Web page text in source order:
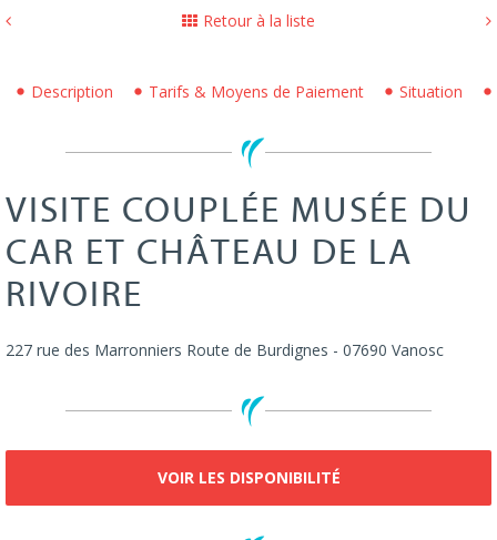
Retour à la liste
Description Tarifs & Moyens de Paiement Situation
VISITE COUPLÉE MUSÉE DU
CAR ET CHÂTEAU DE LA
RIVOIRE
227 rue des Marronniers Route de Burdignes - 07690 Vanosc
VOIR LES DISPONIBILITÉ